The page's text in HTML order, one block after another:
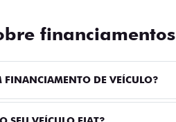
financiamentos
DE VEÍCULO?